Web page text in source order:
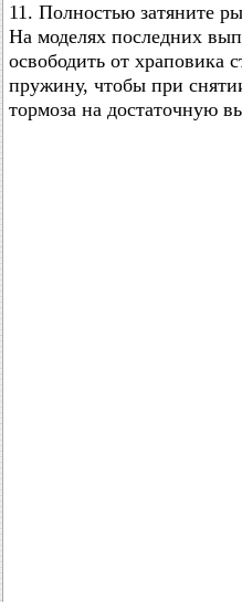
11. Полностью затяните
На моделях последних
освободить от храповика
пружину, чтобы при
тормоза на достаточную